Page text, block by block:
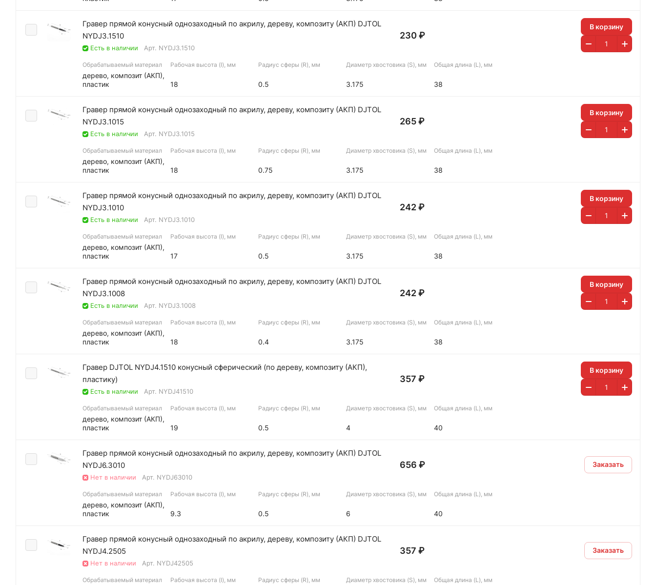
Гравер прямой конусный однозаходный по акрилу, дереву, композиту (АКП) DJTOL
NYDJ3.1510
Есть в наличии Арт. NYDJ3.1510
230 ₽
В корзину
Обрабатываемый материал
дерево, композит (АКП),
пластик
Рабочая высота (I), мм
18
Радиус сферы (R), мм
0.5
Диаметр хвостовика (S), мм
3.175
Общая длина (L), мм
38
Гравер прямой конусный однозаходный по акрилу, дереву, композиту (АКП) DJTOL
NYDJ3.1015
Есть в наличии Арт. NYDJ3.1015
265 ₽
В корзину
Обрабатываемый материал
дерево, композит (АКП),
пластик
Рабочая высота (I), мм
18
Радиус сферы (R), мм
0.75
Диаметр хвостовика (S), мм
3.175
Общая длина (L), мм
38
Гравер прямой конусный однозаходный по акрилу, дереву, композиту (АКП) DJTOL
NYDJ3.1010
Есть в наличии Арт. NYDJ3.1010
242 ₽
В корзину
Обрабатываемый материал
дерево, композит (АКП),
пластик
Рабочая высота (I), мм
17
Радиус сферы (R), мм
0.5
Диаметр хвостовика (S), мм
3.175
Общая длина (L), мм
38
Гравер прямой конусный однозаходный по акрилу, дереву, композиту (АКП) DJTOL
NYDJ3.1008
Есть в наличии Арт. NYDJ3.1008
242 ₽
В корзину
Обрабатываемый материал
дерево, композит (АКП),
пластик
Рабочая высота (I), мм
18
Радиус сферы (R), мм
0.4
Диаметр хвостовика (S), мм
3.175
Общая длина (L), мм
38
Гравер DJTOL NYDJ4.1510 конусный сферический (по дереву, композиту (АКП),
пластику)
Есть в наличии Арт. NYDJ41510
357 ₽
В корзину
Обрабатываемый материал
дерево, композит (АКП),
пластик
Рабочая высота (I), мм
19
Радиус сферы (R), мм
0.5
Диаметр хвостовика (S), мм
4
Общая длина (L), мм
40
Гравер прямой конусный однозаходный по акрилу, дереву, композиту (АКП) DJTOL
NYDJ6.3010
Нет в наличии Арт. NYDJ63010
656 ₽ Заказать
Обрабатываемый материал
дерево, композит (АКП),
пластик
Рабочая высота (I), мм
9.3
Радиус сферы (R), мм
0.5
Диаметр хвостовика (S), мм
6
Общая длина (L), мм
40
Гравер прямой конусный однозаходный по акрилу, дереву, композиту (АКП) DJTOL
NYDJ4.2505
Нет в наличии Арт. NYDJ42505
357 ₽ Заказать
Обрабатываемый материал Рабочая высота (I), мм Радиус сферы (R), мм Диаметр хвостовика (S), мм Общая длина (L), мм